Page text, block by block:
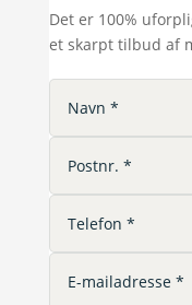
Det er 100%
et skarpt tilbud af